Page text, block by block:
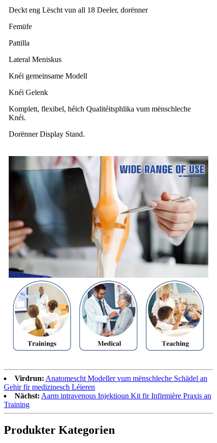
Deckt eng Lëscht vun all 18 Deeler, dorënner
Femüfe
Pattilla
Lateral Meniskus
Knéi gemeinsame Modell
Knéi Gelenk
Komplett, flexibel, héich Qualitéitsphlika vum mënschleche
Knéi.
Dorënner Display Stand.
Virdrun: Anatomescht Modeller vum mënschleche Schädel an
Gehir fir medizinesch Léieren
Nächst: Aarm intravenous Injektioun Kit fir Infirmière Praxis an
Training
Produkter Kategorien